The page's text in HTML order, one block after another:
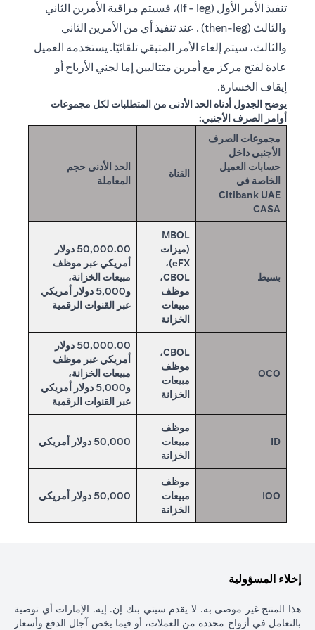
تنفيذ الأمر الأول (if - leg)، فسيتم مراقبة الأمرين الثاني
والثالث (then-leg) . عند تنفيذ أي من الأمرين الثاني
والثالث، سيتم إلغاء الأمر المتبقي تلقائيًا. يستخدمه العميل
عادة لفتح مركز مع أمرين متتاليين إما لجني الأرباح أو
إيقاف الخسارة.
يوضح الجدول أدناه الحد الأدنى من المتطلبات لكل مجموعات
أوامر الصرف الأجنبي:
مجموعات الصرف
الأجنبي داخل
حسابات العميل
الخاصة في
Citibank UAE
CASA
القناة
الحد الأدنى حجم
المعاملة
بسيط
MBOL
(ميزات
eFX)،
CBOL،
موظف
مبيعات
الخزانة
50,000.00 دولار
أمريكي عبر موظف
مبيعات الخزانة،
و5,000 دولار أمريكي
عبر القنوات الرقمية
OCO
CBOL،
موظف
مبيعات
الخزانة
50,000.00 دولار
أمريكي عبر موظف
مبيعات الخزانة،
و5,000 دولار أمريكي
عبر القنوات الرقمية
ID
موظف
مبيعات
الخزانة
50,000 دولار أمريكي
IOO
موظف
مبيعات
الخزانة
50,000 دولار أمريكي
إخلاء المسؤولية
هذا المنتج غير موصى به. لا يقدم سيتي بنك إن. إيه. الإمارات أي توصية
بالتعامل في أزواج محددة من العملات، أو فيما يخص آجال الدفع وأسعار